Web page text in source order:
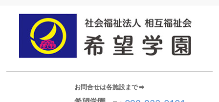
お問合せは各施設まで ➡︎